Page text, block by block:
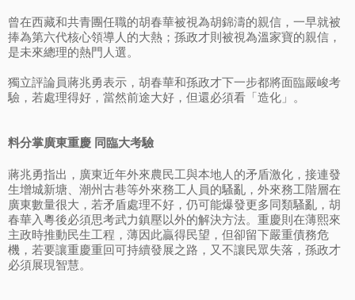
曾在西藏和共青團任職的胡春華被視為胡錦濤的親信，一早就被
捧為第六代核心領導人的大熱；孫政才則被視為溫家寶的親信，
是未來總理的熱門人選。
獨立評論員蔣兆勇表示，胡春華和孫政才下一步都將面臨嚴峻考
驗，若處理得好，當然前途大好，但還必須看「造化」。
料分掌廣東重慶 同臨大考驗
蔣兆勇指出，廣東近年外來農民工與本地人的矛盾激化，接連發
生增城新塘、潮州古巷等外來務工人員的騷亂，外來務工階層在
廣東數量很大，若矛盾處理不好，仍可能爆發更多同類騷亂，胡
春華入粵後必須思考武力鎮壓以外的解決方法。重慶則在薄熙來
主政時推動民生工程，薄因此贏得民望，但卻留下嚴重債務危
機，若要讓重慶重回可持續發展之路，又不讓民眾失落，孫政才
必須展現智慧。